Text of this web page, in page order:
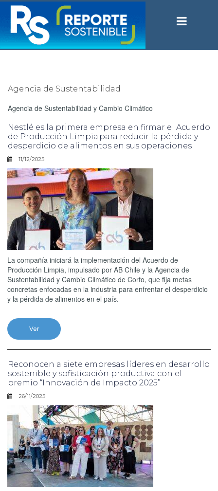
Agencia de Sustentabilidad
Agencia de Sustentabilidad y Cambio Climático
Nestlé es la primera empresa en firmar el Acuerdo
de Producción Limpia para reducir la pérdida y
desperdicio de alimentos en sus operaciones
11/12/2025
La compañía iniciará la implementación del Acuerdo de
Producción Limpia, impulsado por AB Chile y la Agencia de
Sustentabilidad y Cambio Climático de Corfo, que fija metas
concretas enfocadas en la industria para enfrentar el desperdicio
y la pérdida de alimentos en el país.
Ver
Reconocen a siete empresas líderes en desarrollo
sostenible y sofisticación productiva con el
premio “Innovación de Impacto 2025”
26/11/2025